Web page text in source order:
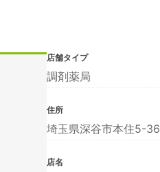
店舗タイプ
調剤薬局
住所
埼玉県深谷市本住5-36
店名